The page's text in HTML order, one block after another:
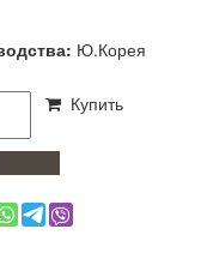
Ю.Корея
Купить